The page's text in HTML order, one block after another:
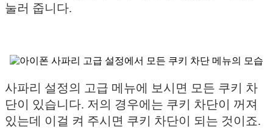
눌러 줍니다.
사파리 설정의 고급 메뉴에 보시면 모든 쿠키 차
단이 있습니다. 저의 경우에는 쿠키 차단이 꺼져
있는데 이걸 켜 주시면 쿠키 차단이 되는 것이죠.